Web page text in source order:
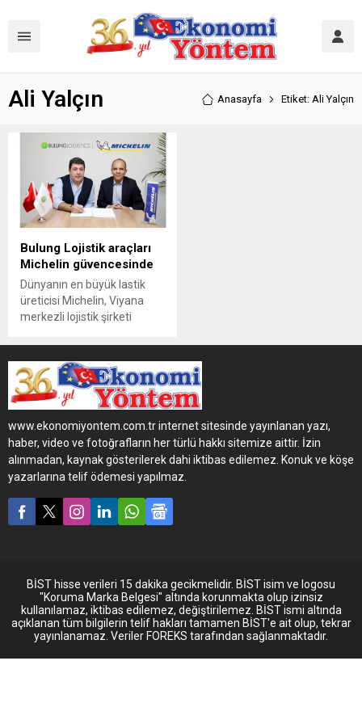
Ali Yalçın Anasayfa Etiket: Ali Yalçın
Bulung Lojistik araçları
Michelin güvencesinde
Dünyanın en büyük lastik
üreticisi Michelin, Viyana
merkezli lojistik şirketi
gerçekleştirdi. Yapılan
anlaşma ile araç filosunun
lastik yönetimi, verimliliği,
güvenliği ve bakımı Michelin
tarafından
gerçekleştirilecek.
www.ekonomiyontem.com.tr internet sitesinde yayınlanan yazı,
haber, video ve fotoğrafların her türlü hakkı sitemize aittir. İzin
alınmadan, kaynak gösterilerek dahi iktibas edilemez. Konuk ve köşe
yazarlarına telif ödemesi yapılmaz.
BİST hisse verileri 15 dakika gecikmelidir. BİST isim ve logosu
"Koruma Marka Belgesi" altında korunmakta olup izinsiz
kullanılamaz, iktibas edilemez, değiştirilemez. BİST ismi altında
açıklanan tüm bilgilerin telif hakları tamamen BİST'e ait olup, tekrar
yayınlanamaz. Veriler FOREKS tarafından sağlanmaktadır.